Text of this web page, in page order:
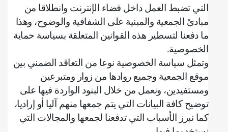
التي تضبط العمل داخل فضاء الإنترنت وانطلاقا من
مبادئ الجمعية والمبنية على الشفافية والوضوح، وهذا
ما دفعنا لتسطير هذه القوانين المتعلقة بسياسة حماية
الخصوصية.
وتمثل سياسة الخصوصية نوعا من التعاقد الضمني بين
موقع الجمعية وجميع روادها من زوار ومتبرعين
ومستفيدين، ونعمل من خلال البنود الواردة فيها على
توضيح كافة البيانات التي يتم جمعها منهم آليا أو إراديا،
كما نبرز الأسباب التي تدفعنا لجمعها والمجالات التي